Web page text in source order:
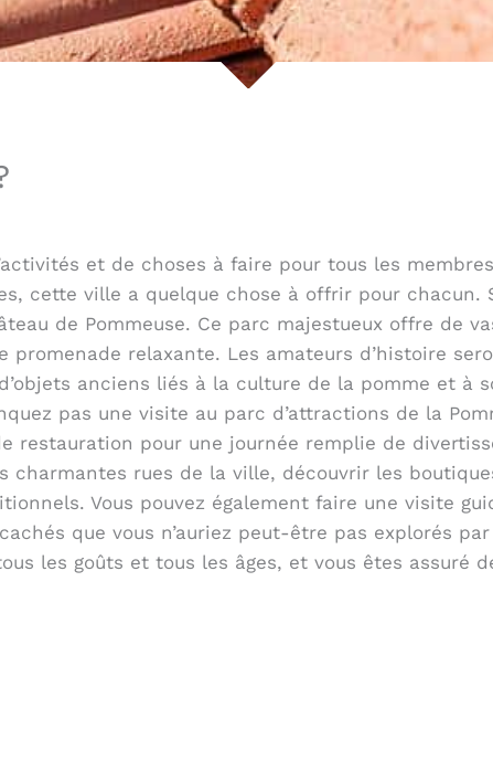
et de choses à faire pour tous les
cette ville a quelque chose à offrir pour chacun.
de Pommeuse. Ce parc majestueux offre de
relaxante. Les amateurs d’histoire
anciens liés à la culture de la pomme et à
pas une visite au parc d’attractions de la
restauration pour une journée remplie de
charmantes rues de la ville, découvrir les
Vous pouvez également faire une visite
que vous n’auriez peut-être pas explorés
les goûts et tous les âges, et vous êtes assuré